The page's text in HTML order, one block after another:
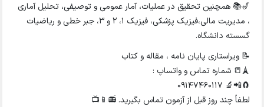
🎷📚 همچنین تحقیق در عملیات، آمار عمومی و توصیفی، تحلیل آماری
، مدیریت مالی،فیزیک پزشکی، فیزیک ۱، ۲ و ۳، جبر خطی و ریاضیات
گسسته دانشگاه.
📝 ویراستاری پایان نامه ، مقاله و کتاب
🗼📒 شماره تماس و واتساپ :
🧲📲🔬 09147460117
لطفاً چند روز قبل از آزمون تماس بگیرید. 📻📱📺